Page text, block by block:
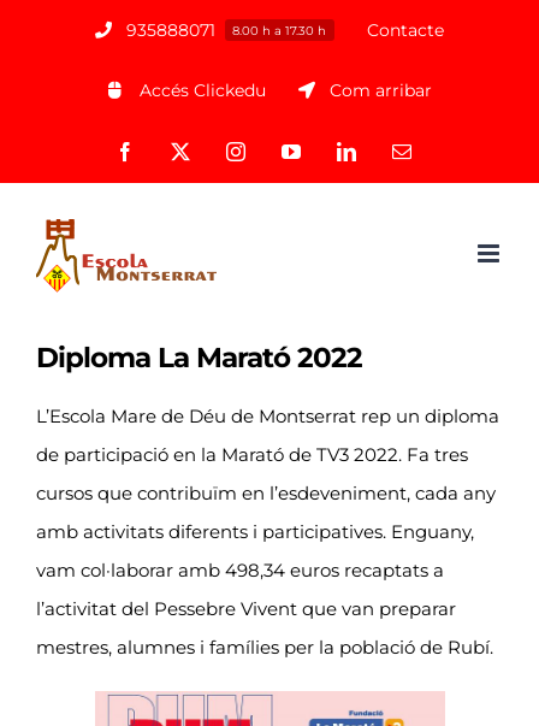
935888071 8.00 h a 17.30 h Contacte
Accés Clickedu Com arribar
Facebook InstagramYouTubeLinkedInCorreo
Diploma La Marató 2022
L’Escola Mare de Déu de Montserrat rep un diploma
de participació en la Marató de TV3 2022. Fa tres
cursos que contribuïm en l’esdeveniment, cada any
amb activitats diferents i participatives. Enguany,
vam col·laborar amb 498,34 euros recaptats a
l’activitat del Pessebre Vivent que van preparar
mestres, alumnes i famílies per la població de Rubí.